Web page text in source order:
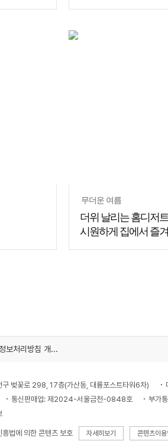
쇼핑
무더운 여름
더위 날리는 홈디저
시원하게 집에서 즐
08/03(월) 다나와 개인정보처리방침 개정 안내
벚꽃로 298, 17층(가산동, 대륭포스트타워6차)
통신판매업: 제2024-서울금천-0848호
부가
흥법에 의한 콘텐츠 보호 자세히보기 콘텐츠이